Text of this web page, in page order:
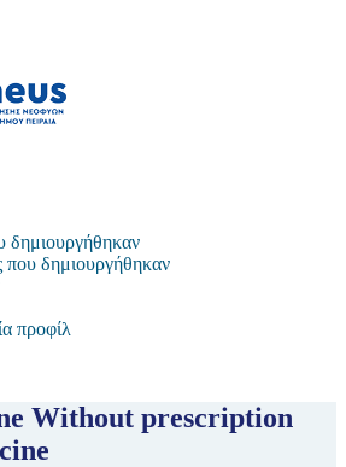
δημιουργήθηκαν
που δημιουργήθηκαν
προφίλ
Without prescription